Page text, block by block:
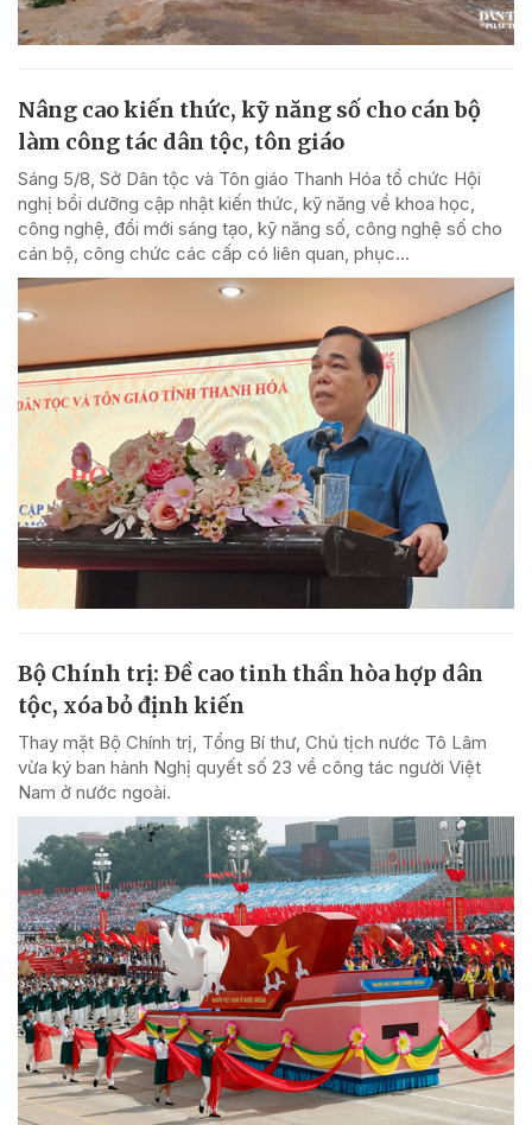
Nâng cao kiến thức, kỹ năng số cho cán bộ
làm công tác dân tộc, tôn giáo
Sáng 5/8, Sở Dân tộc và Tôn giáo Thanh Hóa tổ chức Hội
nghị bồi dưỡng cập nhật kiến thức, kỹ năng về khoa học,
công nghệ, đổi mới sáng tạo, kỹ năng số, công nghệ số cho
cán bộ, công chức các cấp có liên quan, phục...
Bộ Chính trị: Đề cao tinh thần hòa hợp dân
tộc, xóa bỏ định kiến
Thay mặt Bộ Chính trị, Tổng Bí thư, Chủ tịch nước Tô Lâm
vừa ký ban hành Nghị quyết số 23 về công tác người Việt
Nam ở nước ngoài.